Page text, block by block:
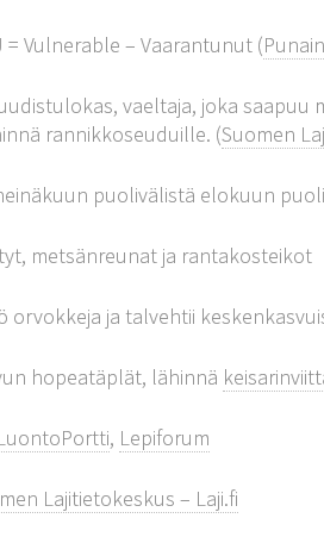
= Vulnerable – Vaarantunut (
vaeltaja, joka
rannikkoseuduille. (Suomen
puolivälistä elokuun
metsänreunat ja rantakosteikot
orvokkeja ja talvehtii
hopeatäplät, lähinnä
, Lepiforum
Lajitietokeskus – Laji.fi